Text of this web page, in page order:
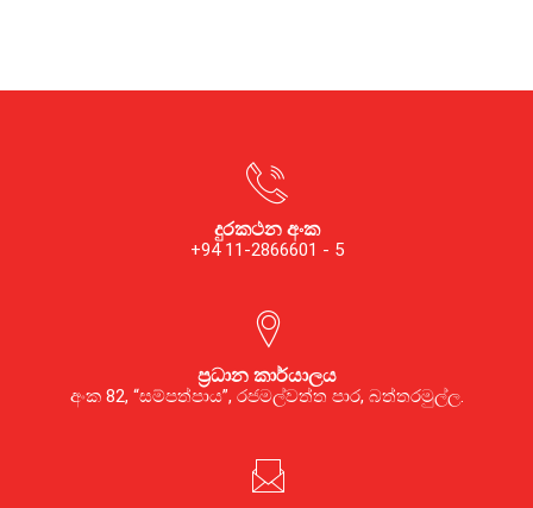
දුරකථන අංක
+94 11-2866601 - 5
ප්‍රධාන කාර්යාලය
අංක 82, “සම්පත්පාය”, රජමල්වත්ත පාර, බත්තරමුල්ල.